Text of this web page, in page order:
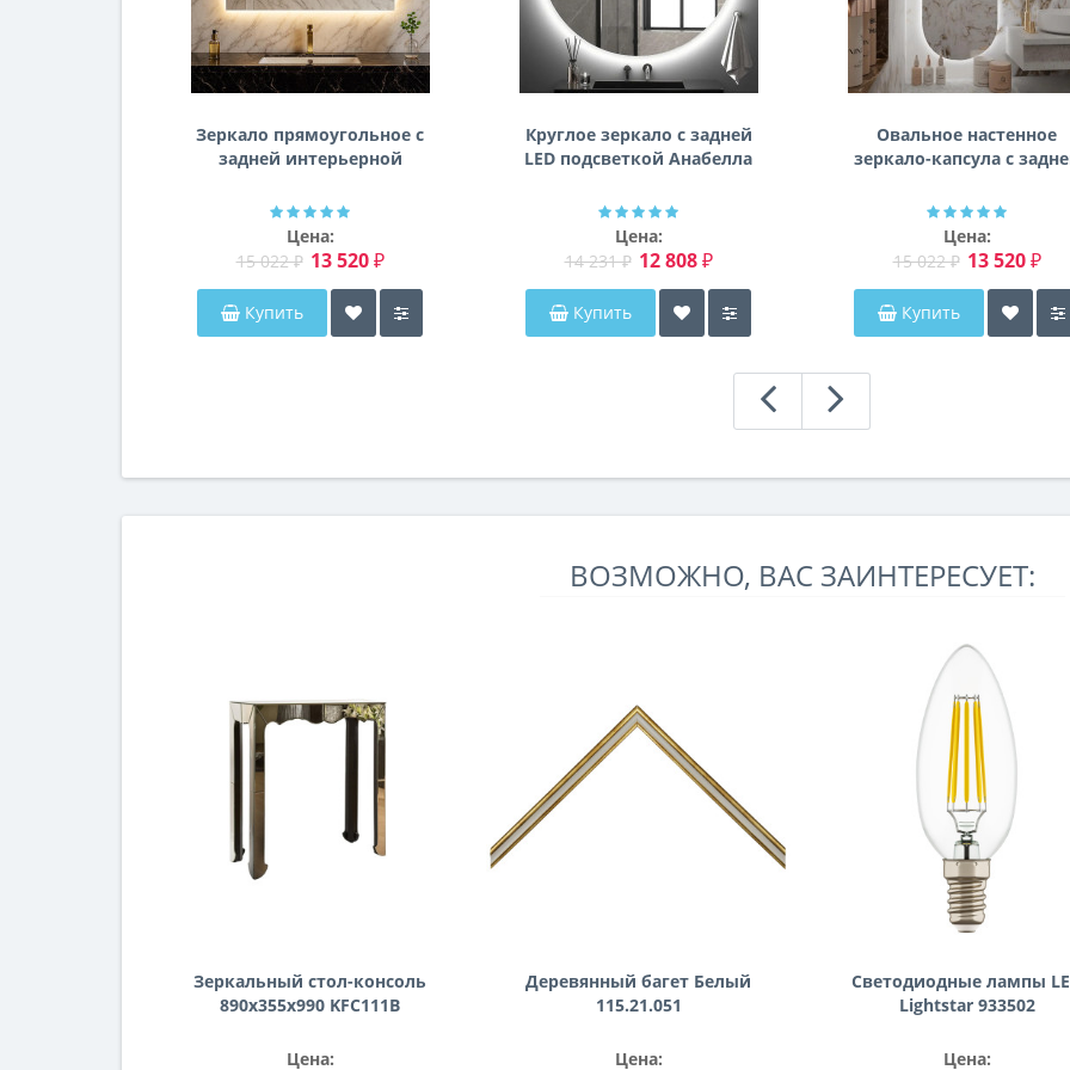
Зеркало прямоугольное с
задней интерьерной
Далтон
Цена:
15 022 ₽ 13 520 ₽
Купить
Круглое зеркало с задней
LED подсветкой Анабелла
Цена:
14 231 ₽ 12 808 ₽
Купить
Овальное настенное
зеркало-капсула с
Мэриэнн
Цена:
15 022 ₽ 13 520 ₽
Купить
ВОЗМОЖНО, ВАС ЗАИНТЕРЕСУЕТ:
Зеркальный стол-консоль
890х355х990 KFC111B
Цена:
Деревянный багет Белый
115.21.051
Цена:
Светодиодные лампы
Lightstar 933502
Цена: